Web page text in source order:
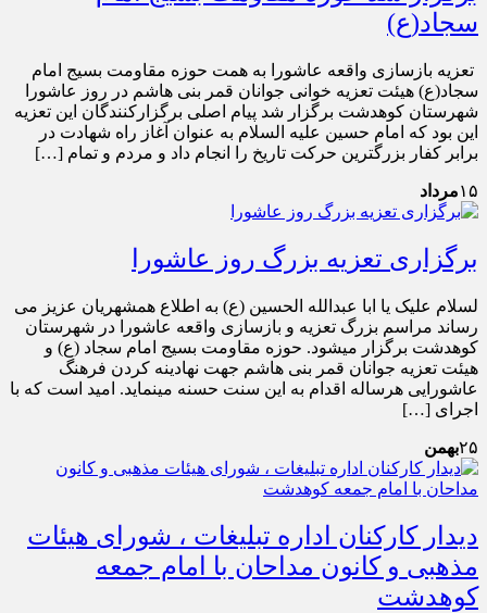
سجاد(ع)
تعزیه بازسازی واقعه عاشورا به همت حوزه مقاومت بسیج امام
سجاد(ع) هیئت تعزیه خوانی جوانان قمر بنی هاشم در روز عاشورا
شهرستان کوهدشت برگزار شد پیام اصلی برگزارکنندگان این تعزیه
این بود که امام حسین علیه السلام به عنوان آغاز راه شهادت در
برابر کفار بزرگترین حرکت تاریخ را انجام داد و مردم و تمام […]
۱۵مرداد
برگزاری تعزیه بزرگ روز عاشورا
لسلام علیک یا ابا عبدالله الحسین (ع) به اطلاع همشهریان عزیز می
رساند‌ مراسم بزرگ تعزیه و بازسازی واقعه عاشورا در شهرستان
کوهدشت برگزار میشود. حوزه مقاومت بسیج امام سجاد (ع) و
هیئت تعزیه جوانان قمر بنی هاشم جهت نهادینه کردن فرهنگ
عاشورایی هرساله اقدام به این سنت حسنه مینماید. امید است که با
اجرای […]
۲۵بهمن
دیدار کارکنان اداره تبلیغات ، شورای هیئات
مذهبی و کانون مداحان با امام جمعه
کوهدشت